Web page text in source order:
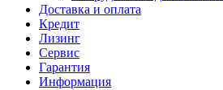
Доставка и оплата
Кредит
Лизинг
Сервис
Гарантия
Информация